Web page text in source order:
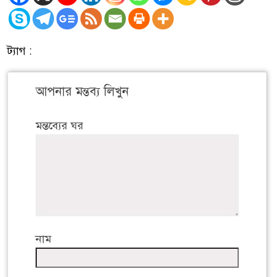
ট্যাগ :
আপনার মন্তব্য লিখুন
মন্তব্যের ঘর
নাম